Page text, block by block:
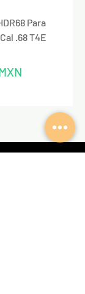
Para
.68 T4E